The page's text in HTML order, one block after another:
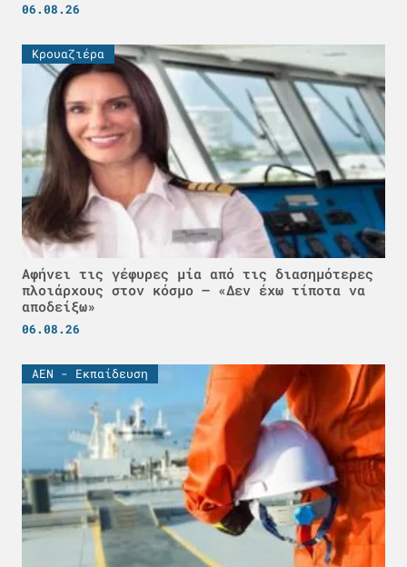
06.08.26
Κρουαζιέρα
Αφήνει τις γέφυρες μία από τις διασημότερες
πλοιάρχους στον κόσμο – «Δεν έχω τίποτα να
αποδείξω»
06.08.26
ΑΕΝ - Εκπαίδευση